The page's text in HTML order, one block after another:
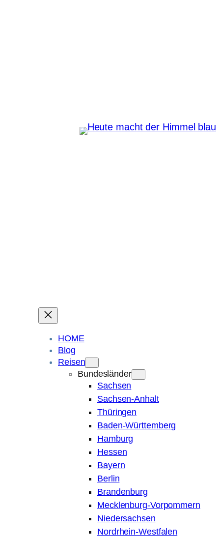
HOME
Blog
Reisen
Bundesländer
Sachsen
Sachsen-Anhalt
Thüringen
Baden-Württemberg
Hamburg
Hessen
Bayern
Berlin
Brandenburg
Mecklenburg-Vorpommern
Niedersachsen
Nordrhein-Westfalen